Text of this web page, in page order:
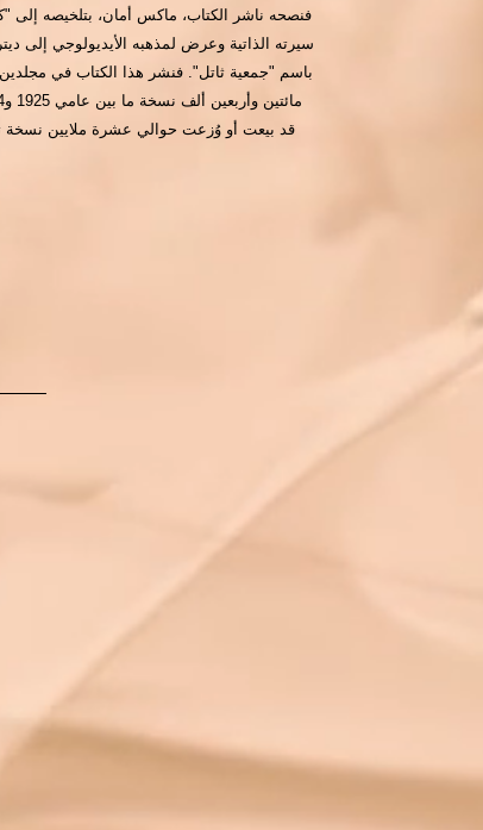
فنصحه ناشر الكتاب، ماكس أمان، بتلخيصه
سيرته الذاتية وعرض لمذهبه الأيديولوجي إلى
قد بيعت أو وُزعت حوالي عشرة ملايين نسخة